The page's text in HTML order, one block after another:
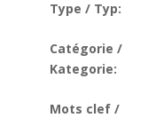
Type / Typ:
Catégorie /
Kategorie:
Mots clef /